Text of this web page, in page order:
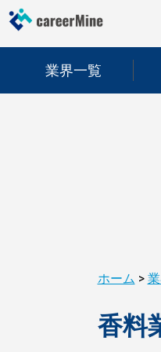
業界一覧
ホーム >
香料